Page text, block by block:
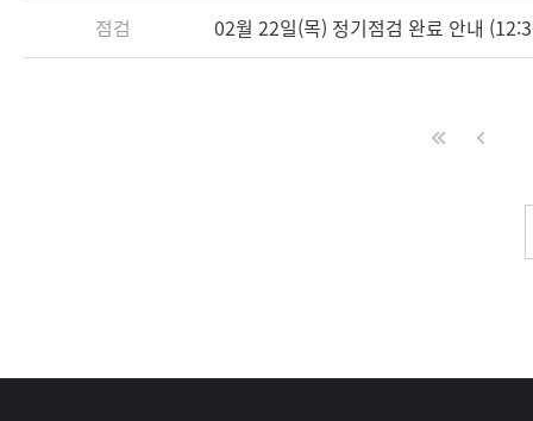
점검 02월 22일(목) 정기점검 완료 안내